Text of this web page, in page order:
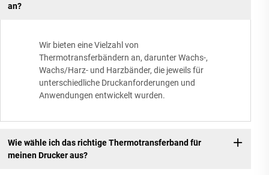
an?
Wir bieten eine Vielzahl von
Thermotransferbändern an, darunter Wachs-,
Wachs/Harz- und Harzbänder, die jeweils für
unterschiedliche Druckanforderungen und
Anwendungen entwickelt wurden.
Wie wähle ich das richtige Thermotransferband für
meinen Drucker aus?